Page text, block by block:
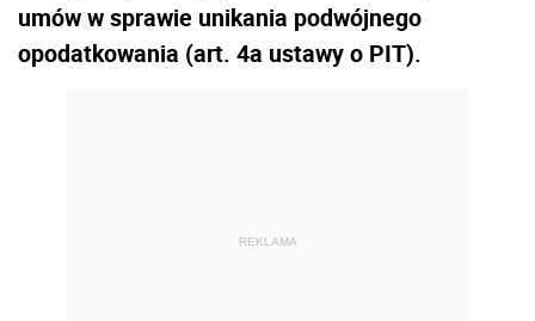
umów w sprawie unikania podwójnego
opodatkowania (art. 4a ustawy o PIT).
REKLAMA